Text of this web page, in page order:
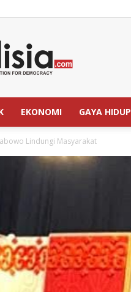
EKONOMI GAYA HIDUP
Lindungi Masyarakat